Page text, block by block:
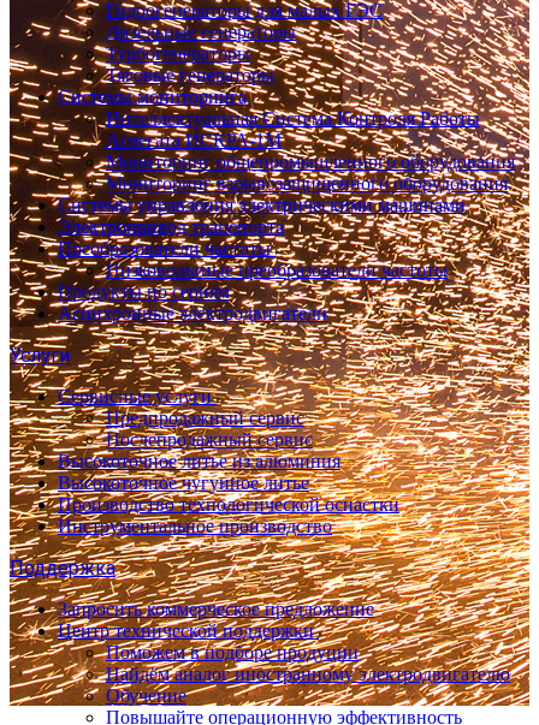
Гидрогенераторы для малых ГЭС
Дизельные генераторы
Турбогенераторы
Тяговые генераторы
Системы мониторинга
Интеллектуальная Система Контроля Работы
Агрегата ИСКРА-1М
Мониторинг общепромышленного оборудования
Мониторинг взрывозащищенного оборудования
Системы управления электрическими машинами
Электропривод транспорта
Преобразователи частоты
Низковольтные преобразователи частоты
Продукты по сериям
Асинхронные электродвигатели
Услуги
Сервисные услуги
Предпродажный сервис
Послепродажный сервис
Высокоточное литье из алюминия
Высокоточное чугунное литье
Производство технологической оснастки
Инструментальное производство
Поддержка
Запросить коммерческое предложение
Центр технической поддержки
Поможем в подборе продуции
Найдём аналог иностранному электродвигателю
Обучение
Повышайте операционную эффективность